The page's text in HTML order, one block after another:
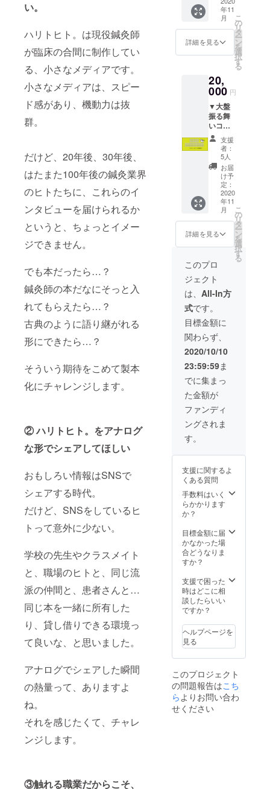
い。
ハリトヒト。は現役鍼灸師
が臨床の合間に制作してい
る、小さなメディアです。
小さなメディアは、スピー
ド感があり、機動力は抜
群。
だけど、20年後、30年後、
はたまた100年後の鍼灸業界
のヒトたちに、これらのイ
ンタビューを届けられるか
というと、ちょっとイメー
ジできません。
でも本だったら…？
鍼灸師の本だなにそっと入
れてもらえたら…？
古典のように語り継がれる
形にできたら…？
そういう期待をこめて製本
化にチャレンジします。
② ハリトヒト。をアナログ
な形でシェアしてほしい
おもしろい情報はSNSで
シェアする時代。
だけど、SNSをしているヒ
トって意外に少ない。
学校の先生やクラスメイト
と、職場のヒトと、同じ流
派の仲間と、患者さんと…
同じ本を一緒に所有した
り、貸し借りできる環境っ
て良いな、と思いました。
アナログでシェアした瞬間
の熱量って、ありますよ
ね。
それを感じたくて、チャレ
ンジします。
③触れる職業だからこそ、
欄にご
希望の
お名前
をご記
入くだ
可）
「ハリ
トヒ
ト。の
活動を
応援し
た
い！」
「ハリ
トヒ
ト。に
名前が
載ると
嬉しい
な！」
「ハリ
トヒ
LOVE！
」 とい
こちら
からお
願いし
ます。
※製本版
は国会
図書館
に納本
いただ
きま
す。 ※
デザイ
ン／レ
イアウ
トは編
いただ
きま
す。 ※
製本で
のリ
ターン
せんの
で、ご
了承く
vol.3』
50冊を
お届け
しま
す！ ￼
「友だ
『ハリ
トヒ
ト。
vol.3』
を共同
購入し
た
い！」
「同僚
や仲間
たちと
シェア
した
い！」
「ハリ
トヒ
ト。を
い！」
という
方はこ
ちらか
らお願
いしま
す。 ※
セット
販売は
CAMPF
IRE限定
です
（送料
込み）
年11
月
詳細を見る
こ
の
リ
タ
ー
ン
を
選
択
す
る
20,
000 円
▼大盤
振る舞
いコー
ス
20,000
円▼
『ハリ
トヒト
vol.3』
150冊を
お届け
しま
す！ ￼
「『ハ
リトヒ
ト。
vol.3』
を鍼灸
師の卵
たちに
読んで
ほし
い！」
「『ハ
リトヒ
ト。
vol.3』
を鍼灸
師の仲
間と共
有した
い！」
「もっ
とハリ
応援し
い！」
という
方はこ
ちらか
らお願
す。 ※
鍼灸関
係団
体・鍼
学校・
教員向
けの
コース
個人や
企業に
よる寄
贈も歓
します
※ セッ
ト販売
は
CAMPF
支援
者：
5人
お届
け予
定：
2020
年11
月
詳細を見る
こ
の
リ
タ
ー
ン
を
選
択
す
る
このプロ
ジェクト
は、 All-In方
式です。
目標金額に
関わらず、
2020/10/10
23:59:59ま
でに集まっ
た金額が
ファンディ
ングされま
す。
支援に関するよ
くある質問
手数料はいく
らかかります
か？
目標金額に届
かなかった場
合どうなりま
すか？
支援で困った
時はどこに相
談したらいい
ですか？
ヘルプページを
見る
このプロジェクト
の問題報告はこち
ら よりお問い合わ
せください